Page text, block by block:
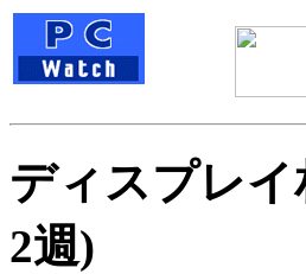
ディスプレイ
2週)